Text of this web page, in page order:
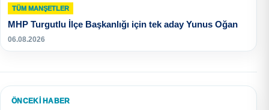
TÜM MANŞETLER
MHP Turgutlu İlçe Başkanlığı için tek aday Yunus Oğan
06.08.2026
ÖNCEKI HABER